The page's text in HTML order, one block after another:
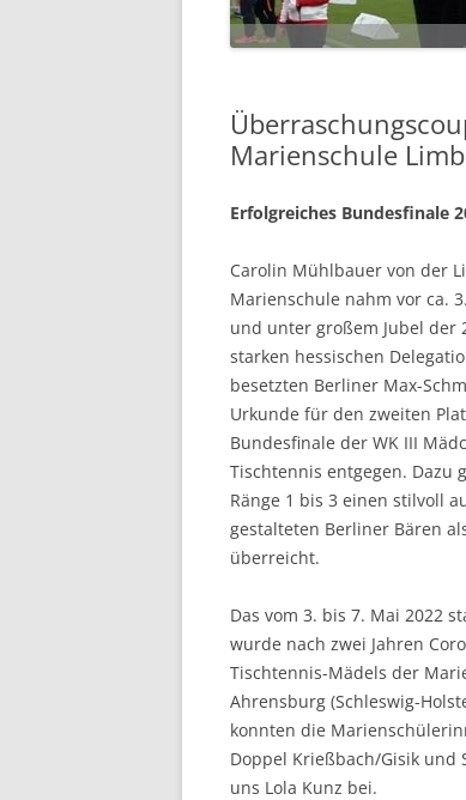
Marienschule
Erfolgreiches Bundesfinale
Carolin Mühlbauer von der
Marienschule nahm vor ca.
und unter großem Jubel der
starken hessischen
besetzten Berliner Max-
Urkunde für den zweiten
Bundesfinale der WK III
Tischtennis entgegen. Dazu
Ränge 1 bis 3 einen stilvoll
gestalteten Berliner Bären
überreicht.
Das vom 3. bis 7. Mai 2022
wurde nach zwei Jahren
Tischtennis-Mädels der
Ahrensburg (Schleswig-
konnten die
Doppel Krießbach/Gisik und
uns Lola Kunz bei.